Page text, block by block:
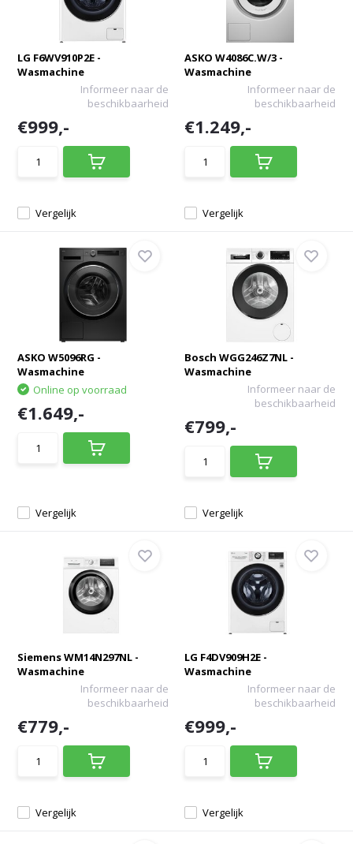
LG F6WV910P2E -
Wasmachine
Vergelijk
Informeer naar de
beschikbaarheid
€999,-
ASKO W4086C.W/3 -
Wasmachine
Vergelijk
Informeer naar de
beschikbaarheid
€1.249,-
ASKO W5096RG -
Wasmachine
Vergelijk
Online op voorraad
€1.649,-
Bosch WGG246Z7NL -
Wasmachine
Vergelijk
Informeer naar de
beschikbaarheid
€799,-
Siemens WM14N297NL -
Wasmachine
Vergelijk
Informeer naar de
beschikbaarheid
€779,-
LG F4DV909H2E -
Wasmachine
Vergelijk
Informeer naar de
beschikbaarheid
€999,-